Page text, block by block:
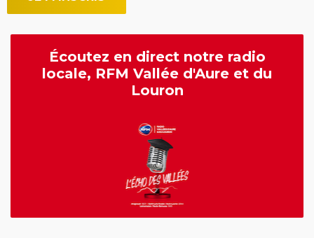
Écoutez en direct notre radio
locale, RFM Vallée d'Aure et du
Louron